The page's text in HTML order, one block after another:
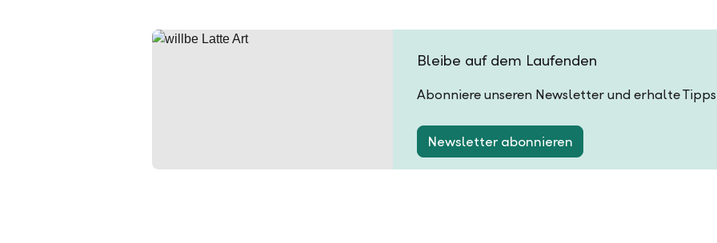
Bleibe auf dem Laufenden
Abonniere unseren Newsletter und erhalte
Newsletter abonnieren